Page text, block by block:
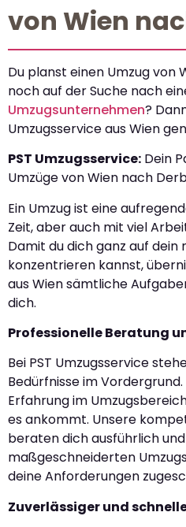
von Wien
Du planst einen Umzug von
noch auf der Suche nach
Umzugsunternehmen?
Umzugsservice aus Wien
PST Umzugsservice: Dein
Umzüge von Wien nach
Ein Umzug ist eine
Zeit, aber auch mit viel
Damit du dich ganz auf dein
konzentrieren kannst,
aus Wien sämtliche
dich.
Professionelle Beratung
Bei PST Umzugsservice
Bedürfnisse im
Erfahrung im
es ankommt. Unsere
beraten dich ausführlich
maßgeschneiderten
deine Anforderungen
Zuverlässiger und